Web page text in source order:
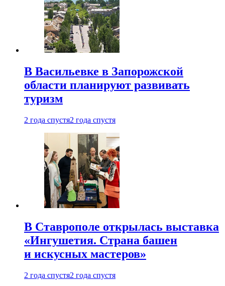
В Васильевке в Запорожской
области планируют развивать
туризм
2 года спустя2 года спустя
В Ставрополе открылась выставка
«Ингушетия. Страна башен
и искусных мастеров»
2 года спустя2 года спустя